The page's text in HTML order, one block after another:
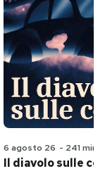
6 agosto 26 - 241 min
Il diavolo sulle